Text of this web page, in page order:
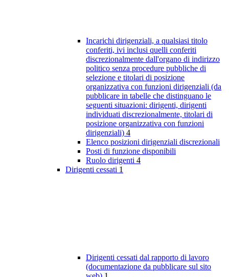
Incarichi dirigenziali, a qualsiasi titolo
conferiti, ivi inclusi quelli conferiti
discrezionalmente dall'organo di indirizzo
politico senza procedure pubbliche di
selezione e titolari di posizione
organizzativa con funzioni dirigenziali (da
pubblicare in tabelle che distinguano le
seguenti situazioni: dirigenti, dirigenti
individuati discrezionalmente, titolari di
posizione organizzativa con funzioni
dirigenziali) 4
Elenco posizioni dirigenziali discrezionali
Posti di funzione disponibili
Ruolo dirigenti 4
Dirigenti cessati 1
Dirigenti cessati dal rapporto di lavoro
(documentazione da pubblicare sul sito